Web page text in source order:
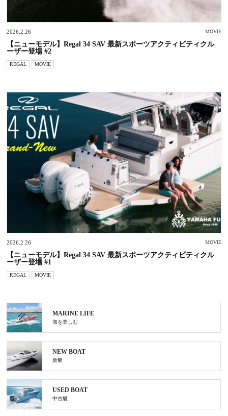
2026.2.26 MOVIE
【ニューモデル】Regal 34 SAV 最新スポーツアクティビティクル
ーザー登場 #2
REGAL MOVIE
2026.2.26 MOVIE
【ニューモデル】Regal 34 SAV 最新スポーツアクティビティクル
ーザー登場 #1
REGAL MOVIE
MARINE LIFE
海を楽しむ
NEW BOAT
新艇
USED BOAT
中古艇